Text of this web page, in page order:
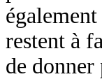
restent à
de